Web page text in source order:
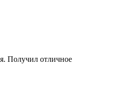
Получил отличное